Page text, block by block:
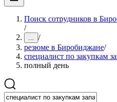
Поиск сотрудников в
/
... /
резюме в Биробиджане/
специалист по закупкам
полный день